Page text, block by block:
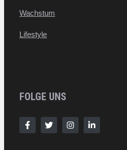
Wachstum
Lifestyle
FOLGE UNS